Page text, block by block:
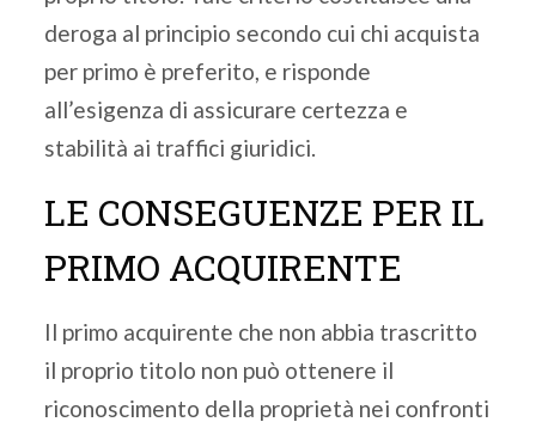
deroga al principio secondo cui chi acquista
per primo è preferito, e risponde
all’esigenza di assicurare certezza e
stabilità ai traffici giuridici.
LE CONSEGUENZE PER IL
PRIMO ACQUIRENTE
Il primo acquirente che non abbia trascritto
il proprio titolo non può ottenere il
riconoscimento della proprietà nei confronti